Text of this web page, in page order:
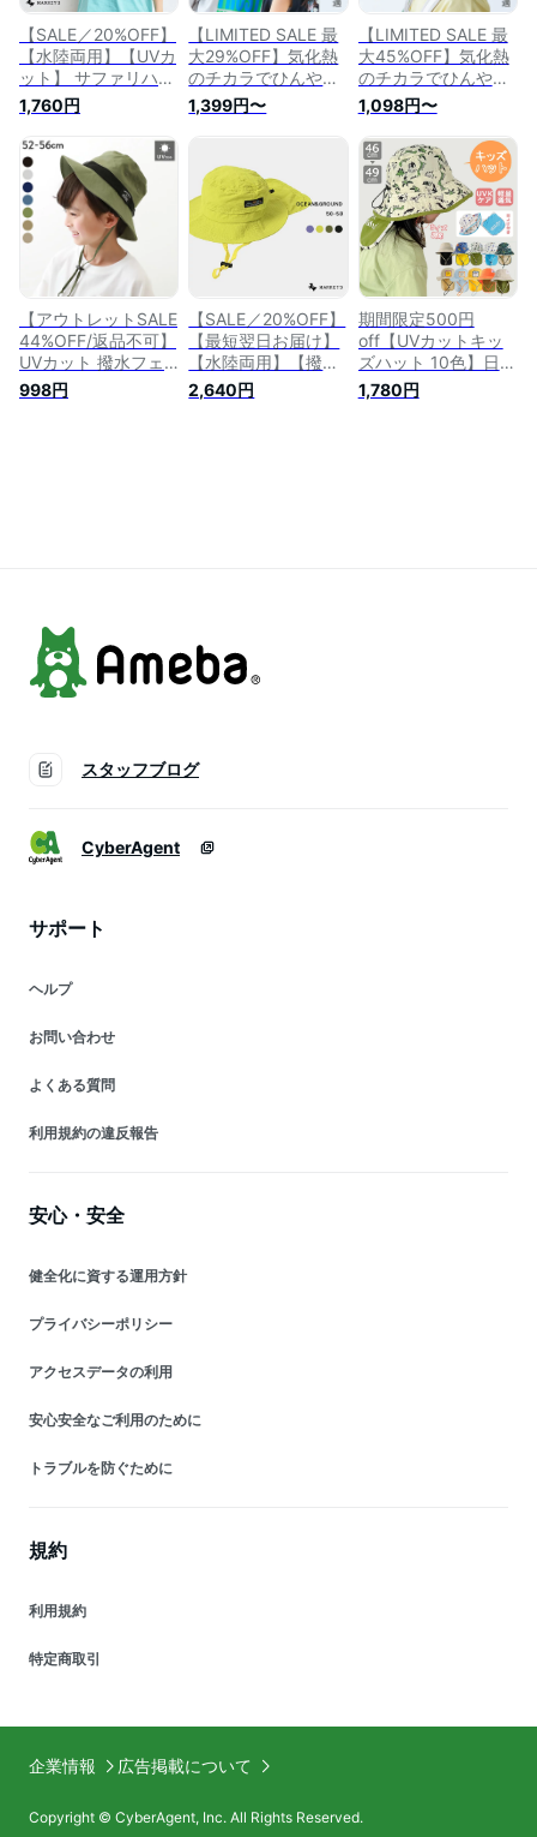
【SALE／20%OFF】
【水陸両用】【UVカ
ット】 サファリハッ
ト マーキーズ 子供
服 キッズ ベビー 男
の子 女の子 帽子 ハ
ット 2024SS 【メー
ル便対象】
1,760円
【LIMITED SALE 最
大29%OFF】気化熱
のチカラでひんやり
日よけ付きキャップ
子供服 キッズ 男の
小学校 幼稚園 保育
園 UVカット UV対策
熱中症対策 保冷剤ポ
ケット プール 海 海
水浴 アウトドア 帽
子 キャップ 26ss_UV
1,399円〜
【LIMITED SALE 最
大45%OFF】気化熱
のチカラでひんやり
洗える 日よけ付き
メッシュ切り替えハ
ット 子供服 キッズ
男の子 女の子 入園
入学 通園 通学 小学
校 幼稚園 保育園 UV
カット UV対策 熱中
症対策 紫外線対策
プール 海 海水浴 ア
ウトドア 帽子 ハッ
ト 26ss_UV特集
1,098円〜
【アウトレットSALE
44%OFF/返品不可】
UVカット 撥水フェ
スハット 子供服 キ
ッズ 男の子 女の子
998円
【SALE／20%OFF】
【最短翌日お届け】
【水陸両用】【撥水
加工】【UVカット】
アドベンチャーHAT
2,640円
期間限定500円
off【UVカットキッ
ズハット 10色】日よ
け 帽子 日よけ帽子
日除け 虫除け アウ
1,780円
スタッフブログ
CyberAgent
サポート
ヘルプ
お問い合わせ
よくある質問
利用規約の違反報告
安心・安全
健全化に資する運用方針
プライバシーポリシー
アクセスデータの利用
安心安全なご利用のために
トラブルを防ぐために
規約
利用規約
特定商取引
企業情報 広告掲載について
Copyright © CyberAgent, Inc. All Rights Reserved.